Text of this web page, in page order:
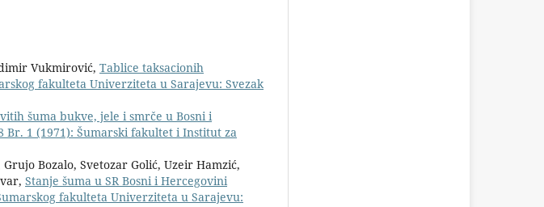
Vukmirović, Tablice taksacionih
fakulteta Univerziteta u Sarajevu: Svezak
šuma bukve, jele i smrče u Bosni i
Br. 1 (1971): Šumarski fakultet i Institut za
Bozalo, Svetozar Golić, Uzeir Hamzić,
Stanje šuma u SR Bosni i Hercegovini
fakulteta Univerziteta u Sarajevu: